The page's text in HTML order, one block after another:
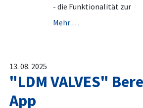
- die Funktionalität zur
Mehr …
13. 08. 2025
"LDM VALVES"
App